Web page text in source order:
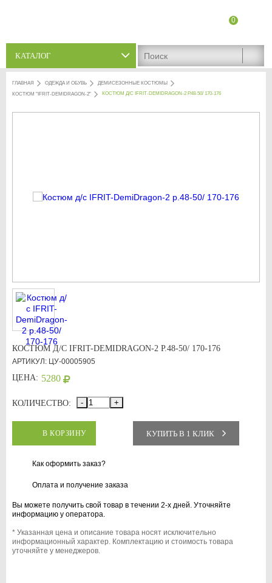
0
КАТАЛОГ
ГЛАВНАЯ ОДЕЖДА И ОБУВЬ
ДЕМИСЕЗОННЫЕ КОСТЮМЫ
КОСТЮМ "IFRIT-DEMIDRAGON-2"
КОСТЮМ Д/С IFRIT-DEMIDRAGON-2 Р.48-50/ 170-176
КОСТЮМ Д/С IFRIT-DEMIDRAGON-2 Р.48-50/ 170-176
АРТИКУЛ: ЦУ-00005905
ЦЕНА: 5280
КОЛИЧЕСТВО: - +
В КОРЗИНУ КУПИТЬ В 1 КЛИК
Как оформить заказ?
Оплата и получение заказа
Вы можете получить свой товар в течении 2-х дней. Уточняйте
информацию у оператора.
* Указанная цена и описание товара носят исключительно
информационный характер. Комплектацию и стоимость товара
уточняйте у менеджеров.